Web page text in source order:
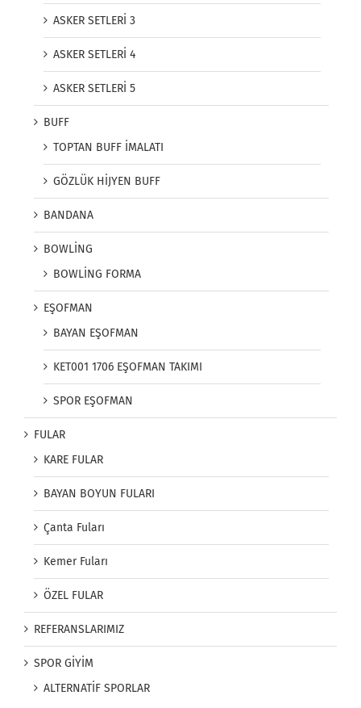
ASKER SETLERİ 3
ASKER SETLERİ 4
ASKER SETLERİ 5
BUFF
TOPTAN BUFF İMALATI
GÖZLÜK HİJYEN BUFF
BANDANA
BOWLİNG
BOWLİNG FORMA
EŞOFMAN
BAYAN EŞOFMAN
KET001 1706 EŞOFMAN TAKIMI
SPOR EŞOFMAN
FULAR
KARE FULAR
BAYAN BOYUN FULARI
Çanta Fuları
Kemer Fuları
ÖZEL FULAR
REFERANSLARIMIZ
SPOR GİYİM
ALTERNATİF SPORLAR